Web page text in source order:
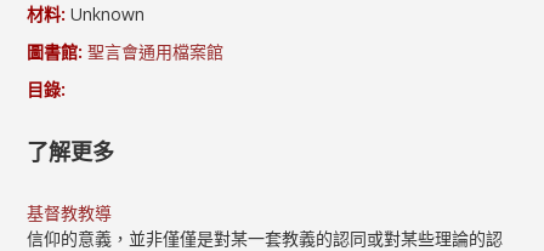
材料: Unknown
圖書館: 聖言會通用檔案館
目錄:
了解更多
基督教教導
信仰的意義，並非僅僅是對某一套教義的認同或對某些理論的認